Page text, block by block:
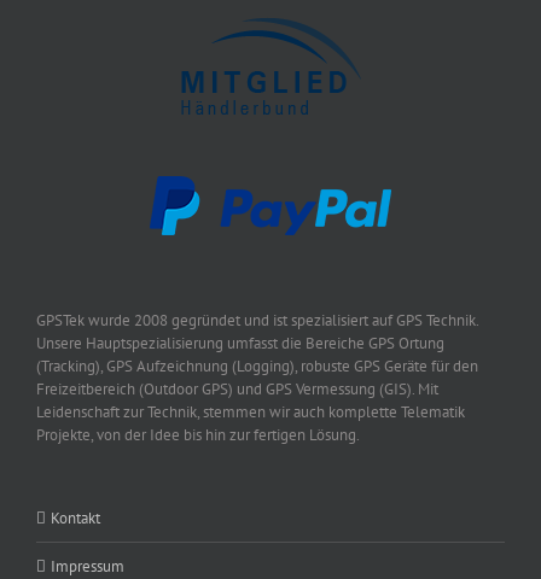
GPSTek wurde 2008 gegründet und ist spezialisiert auf GPS Technik.
Unsere Hauptspezialisierung umfasst die Bereiche GPS Ortung
(Tracking), GPS Aufzeichnung (Logging), robuste GPS Geräte für den
Freizeitbereich (Outdoor GPS) und GPS Vermessung (GIS). Mit
Leidenschaft zur Technik, stemmen wir auch komplette Telematik
Projekte, von der Idee bis hin zur fertigen Lösung.
Kontakt
Impressum